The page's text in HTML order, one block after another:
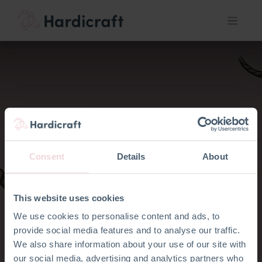
Consent Details About
This website uses cookies
We use cookies to personalise content and ads, to
provide social media features and to analyse our traffic.
We also share information about your use of our site with
our social media, advertising and analytics partners who
Amigurumi
handleiding:
Eenvoudige tips voor
beginners en
gevorderden